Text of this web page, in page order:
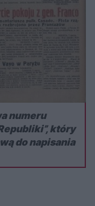
numeru
który
do napisania